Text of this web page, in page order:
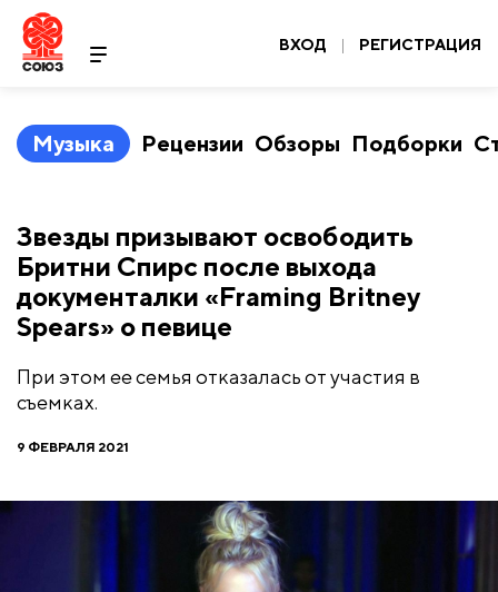
ВХОД | РЕГИСТРАЦИЯ
Музыка Рецензии Обзоры Подборки
Звезды призывают освободить
Бритни Спирс после выхода
документалки «Framing Britney
Spears» о певице
При этом ее семья отказалась от участия в
съемках.
9 ФЕВРАЛЯ 2021